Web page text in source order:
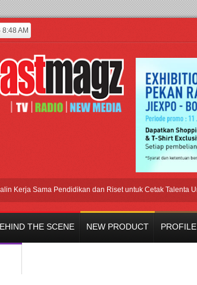
AM
Sama Pendidikan dan Riset untuk Cetak Talenta Unggul
THE SCENE NEW PRODUCT PROFILE